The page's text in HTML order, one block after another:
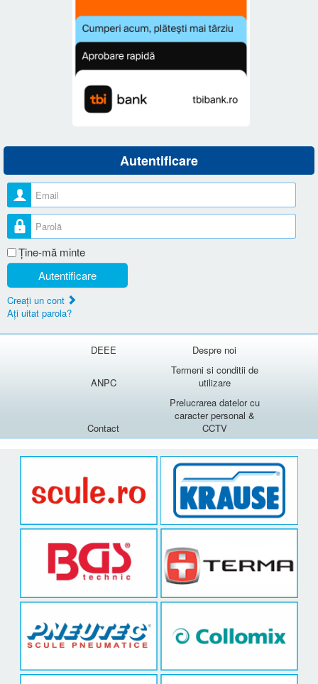
Autentificare
Nume utilizator
Parolă
Ţine-mă minte
Autentificare
Creaţi un cont
Aţi uitat parola?
DEEE Despre noi
ANPC
Termeni si conditii de
utilizare
Contact
Prelucrarea datelor cu
caracter personal &
CCTV